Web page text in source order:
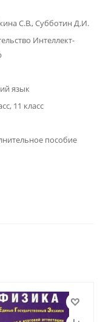
С.В., Субботин Д.И.
Интеллект-
язык
11 класс
пособие